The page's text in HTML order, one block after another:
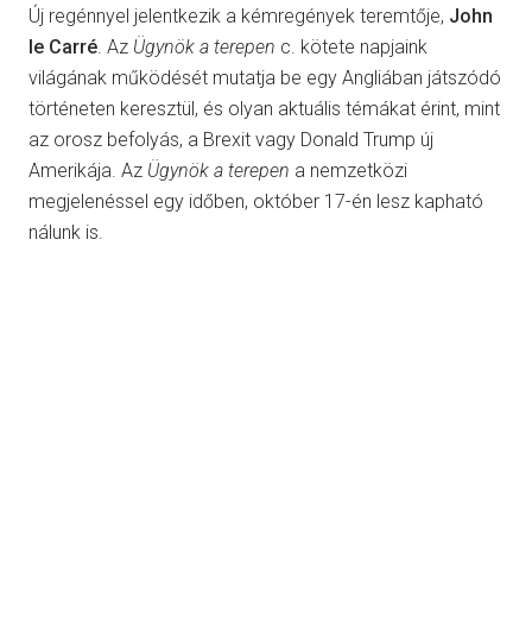
Új regénnyel jelentkezik a kémregények teremtője, John
le Carré. Az Ügynök a terepen c. kötete napjaink
világának működését mutatja be egy Angliában játszódó
történeten keresztül, és olyan aktuális témákat érint, mint
az orosz befolyás, a Brexit vagy Donald Trump új
Amerikája. Az Ügynök a terepen a nemzetközi
megjelenéssel egy időben, október 17-én lesz kapható
nálunk is.